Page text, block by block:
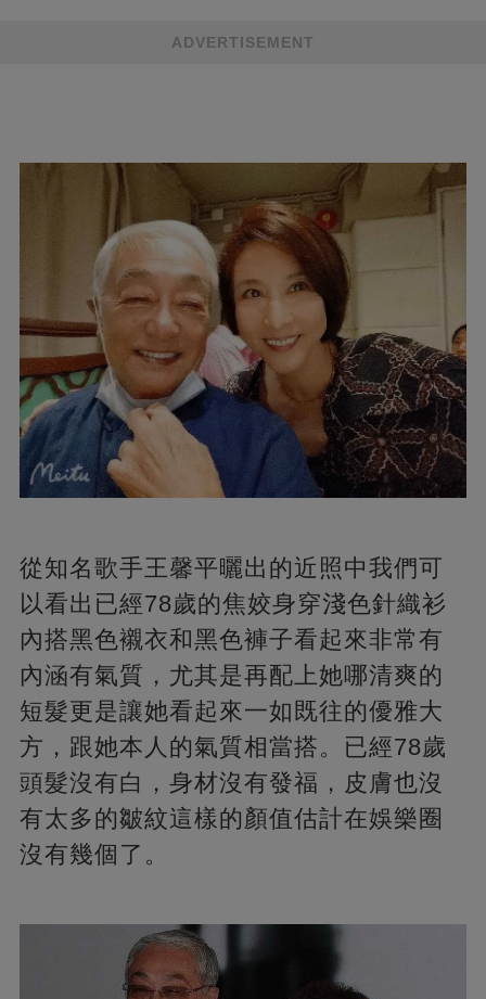
ADVERTISEMENT
從知名歌手王馨平曬出的近照中我們可
以看出已經78歲的焦姣身穿淺色針織衫
內搭黑色襯衣和黑色褲子看起來非常有
內涵有氣質，尤其是再配上她哪清爽的
短髮更是讓她看起來一如既往的優雅大
方，跟她本人的氣質相當搭。已經78歲
頭髮沒有白，身材沒有發福，皮膚也沒
有太多的皺紋這樣的顏值估計在娛樂圈
沒有幾個了。